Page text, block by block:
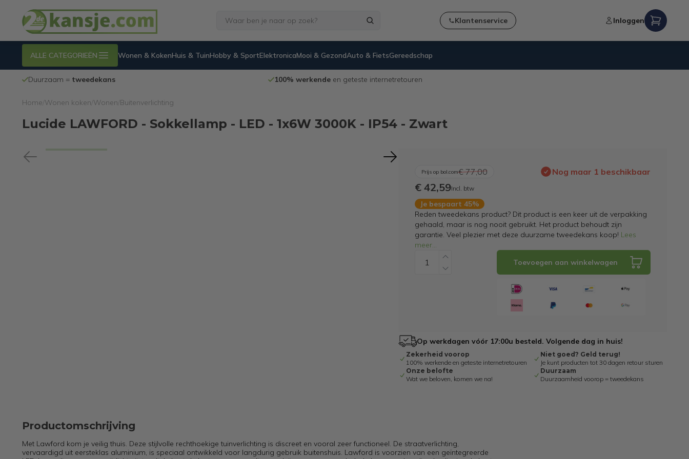
Klantenservice Inloggen
ALLE CATEGORIEËN Wonen & KokenHuis & TuinHobby & SportElektronicaMooi & GezondAuto & FietsGereedschap
Duurzaam = tweedekans 100% werkendeen geteste internetretouren
Home Wonen koken Wonen Buitenverlichting
Lucide LAWFORD - Sokkellamp - LED - 1x6W 3000K - IP54 - Zwart
Prijs op bol.com€ 77,00 Nog maar 1 beschikbaar
€ 42,59Incl. btw
Je bespaart 45%
Reden tweedekans product? Dit product is een keer uit de verpakking
gehaald, maar is nog nooit gebruikt. Het product behoudt zijn
garantie. Veel plezier met deze duurzame tweedekans koop! Lees
meer...
Toevoegen aan winkelwagen
Op werkdagen vóór 17:00u besteld. Volgende dag in huis!
Zekerheid voorop
100% werkende en geteste internetretouren
Niet goed? Geld terug!
Je kunt producten tot 30 dagen retour sturen
Onze belofte
Wat we beloven, komen we na!
Duurzaam
Duurzaamheid voorop = tweedekans
Productomschrijving
Met Lawford kom je veilig thuis. Deze stijlvolle rechthoekige tuinverlichting is discreet en vooral zeer functioneel. De straatverlichting,
vervaardigd uit eersteklas aluminium, is speciaal ontwikkeld voor langdurig gebruik buitenshuis. Lawford is voorzien van een geïntegreerde